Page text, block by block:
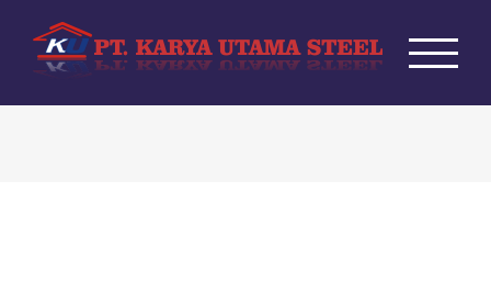
content